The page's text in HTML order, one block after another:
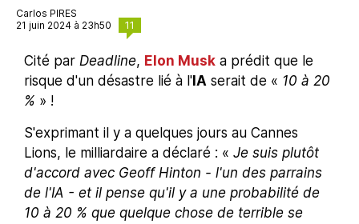
Carlos PIRES
21 juin 2024 à 23h50
11
Cité par Deadline, Elon Musk a prédit que le
risque d'un désastre lié à l' IA serait de « 10 à 20
% » !
S'exprimant il y a quelques jours au Cannes
Lions, le milliardaire a déclaré : « Je suis plutôt
d'accord avec Geoff Hinton - l'un des parrains
de l'IA - et il pense qu'il y a une probabilité de
10 à 20 % que quelque chose de terrible se